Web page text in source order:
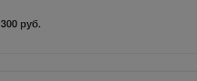
300 руб.